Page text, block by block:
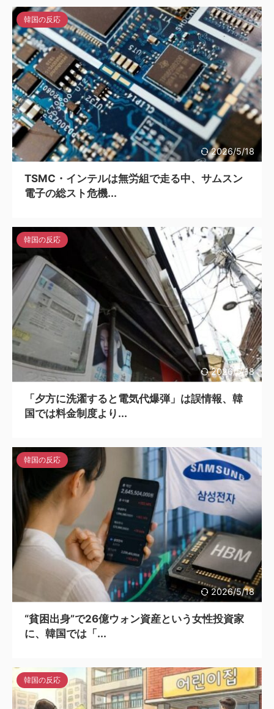
2026/5/18
韓国の反応
TSMC・インテルは無労組で走る中、サムスン
電子の総スト危機...
2026/5/18
韓国の反応
「夕方に洗濯すると電気代爆弾」は誤情報、韓
国では料金制度より...
2026/5/18
韓国の反応
“貧困出身”で26億ウォン資産という女性投資家
に、韓国では「...
韓国の反応